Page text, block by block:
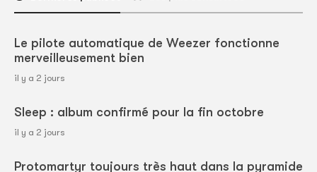
Le pilote automatique de Weezer fonctionne
merveilleusement bien
il y a 2 jours
Sleep : album confirmé pour la fin octobre
il y a 2 jours
Protomartyr toujours très haut dans la pyramide